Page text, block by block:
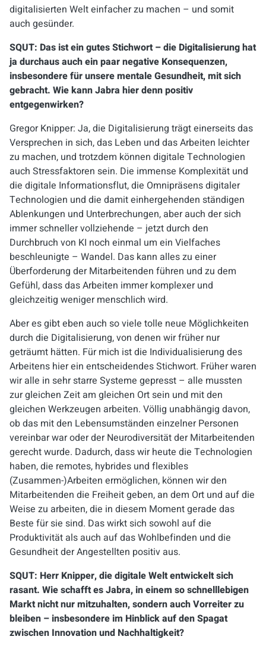
digitalisierten Welt einfacher zu machen – und somit
auch gesünder.
SQUT: Das ist ein gutes Stichwort – die Digitalisierung hat
ja durchaus auch ein paar negative Konsequenzen,
insbesondere für unsere mentale Gesundheit, mit sich
gebracht. Wie kann Jabra hier denn positiv
entgegenwirken?
Gregor Knipper: Ja, die Digitalisierung trägt einerseits das
Versprechen in sich, das Leben und das Arbeiten leichter
zu machen, und trotzdem können digitale Technologien
auch Stressfaktoren sein. Die immense Komplexität und
die digitale Informationsflut, die Omnipräsens digitaler
Technologien und die damit einhergehenden ständigen
Ablenkungen und Unterbrechungen, aber auch der sich
immer schneller vollziehende – jetzt durch den
Durchbruch von KI noch einmal um ein Vielfaches
beschleunigte – Wandel. Das kann alles zu einer
Überforderung der Mitarbeitenden führen und zu dem
Gefühl, dass das Arbeiten immer komplexer und
gleichzeitig weniger menschlich wird.
Aber es gibt eben auch so viele tolle neue Möglichkeiten
durch die Digitalisierung, von denen wir früher nur
geträumt hätten. Für mich ist die Individualisierung des
Arbeitens hier ein entscheidendes Stichwort. Früher waren
wir alle in sehr starre Systeme gepresst – alle mussten
zur gleichen Zeit am gleichen Ort sein und mit den
gleichen Werkzeugen arbeiten. Völlig unabhängig davon,
ob das mit den Lebensumständen einzelner Personen
vereinbar war oder der Neurodiversität der Mitarbeitenden
gerecht wurde. Dadurch, dass wir heute die Technologien
haben, die remotes, hybrides und flexibles
(Zusammen-)Arbeiten ermöglichen, können wir den
Mitarbeitenden die Freiheit geben, an dem Ort und auf die
Weise zu arbeiten, die in diesem Moment gerade das
Beste für sie sind. Das wirkt sich sowohl auf die
Produktivität als auch auf das Wohlbefinden und die
Gesundheit der Angestellten positiv aus.
SQUT: Herr Knipper, die digitale Welt entwickelt sich
rasant. Wie schafft es Jabra, in einem so schnelllebigen
Markt nicht nur mitzuhalten, sondern auch Vorreiter zu
bleiben – insbesondere im Hinblick auf den Spagat
zwischen Innovation und Nachhaltigkeit?